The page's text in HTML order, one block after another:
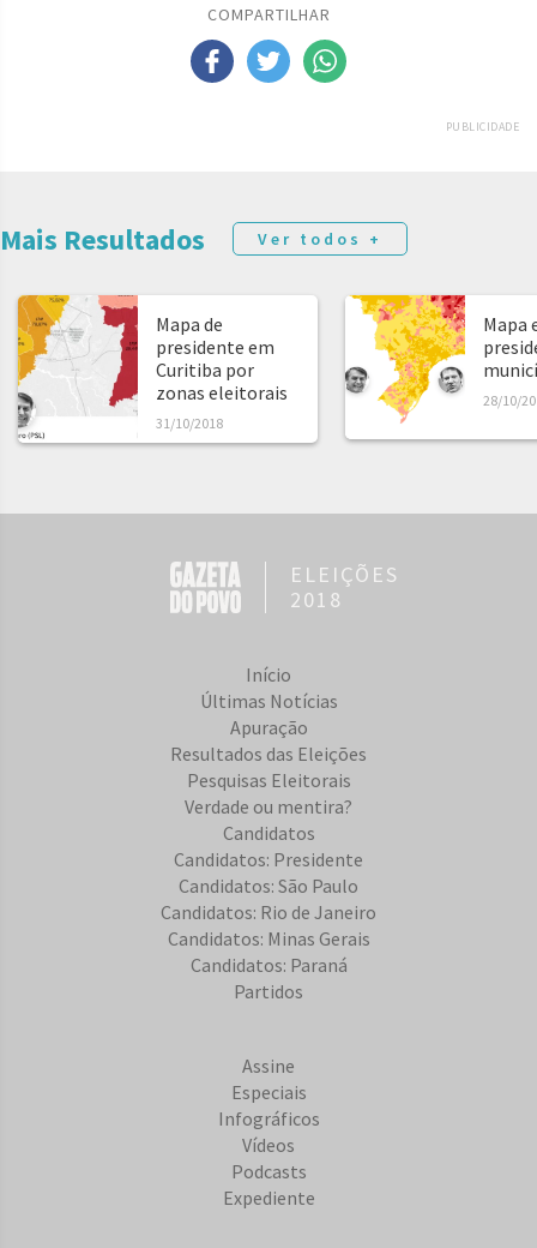
COMPARTILHAR
PUBLICIDADE
Mais Resultados Ver todos +
Mapa de
presidente em
Curitiba por
zonas eleitorais
31/10/2018
Mapa
28/10/
ELEIÇÕES
2018
Início
Últimas Notícias
Apuração
Resultados das Eleições
Pesquisas Eleitorais
Verdade ou mentira?
Candidatos
Candidatos: Presidente
Candidatos: São Paulo
Candidatos: Rio de Janeiro
Candidatos: Minas Gerais
Candidatos: Paraná
Partidos
Assine
Especiais
Infográficos
Vídeos
Podcasts
Expediente